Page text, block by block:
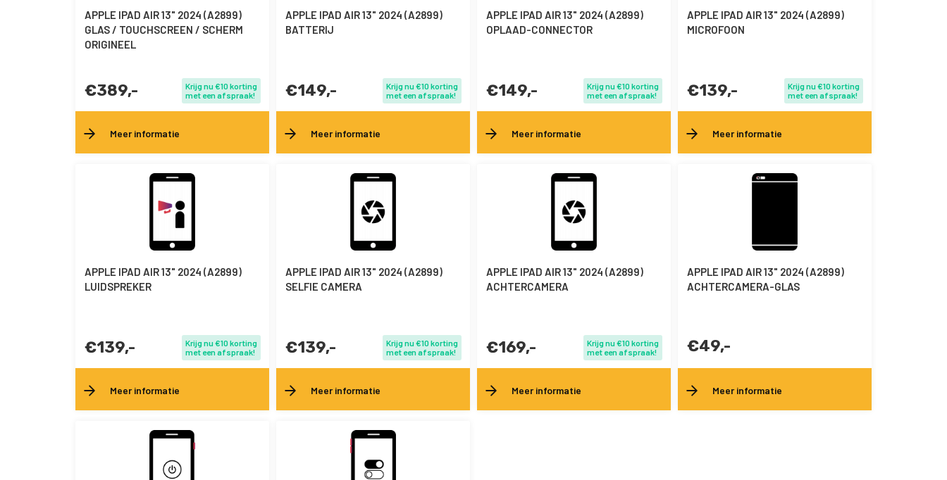
APPLE IPAD AIR 13" 2024 (A2899)
GLAS / TOUCHSCREEN / SCHERM
ORIGINEEL
€389,-
Krijg nu €10 korting
met een afspraak!
Meer informatie
APPLE IPAD AIR 13" 2024 (A2899)
BATTERIJ
€149,-
Krijg nu €10 korting
met een afspraak!
Meer informatie
APPLE IPAD AIR 13" 2024 (A2899)
OPLAAD-CONNECTOR
€149,-
Krijg nu €10 korting
met een afspraak!
Meer informatie
APPLE IPAD AIR 13" 2024 (A2899)
MICROFOON
€139,-
Krijg nu €10 korting
met een afspraak!
Meer informatie
APPLE IPAD AIR 13" 2024 (A2899)
LUIDSPREKER
€139,-
Krijg nu €10 korting
met een afspraak!
Meer informatie
APPLE IPAD AIR 13" 2024 (A2899)
SELFIE CAMERA
€139,-
Krijg nu €10 korting
met een afspraak!
Meer informatie
APPLE IPAD AIR 13" 2024 (A2899)
ACHTERCAMERA
€169,-
Krijg nu €10 korting
met een afspraak!
Meer informatie
APPLE IPAD AIR 13" 2024 (A2899)
ACHTERCAMERA-GLAS
€49,-
Meer informatie